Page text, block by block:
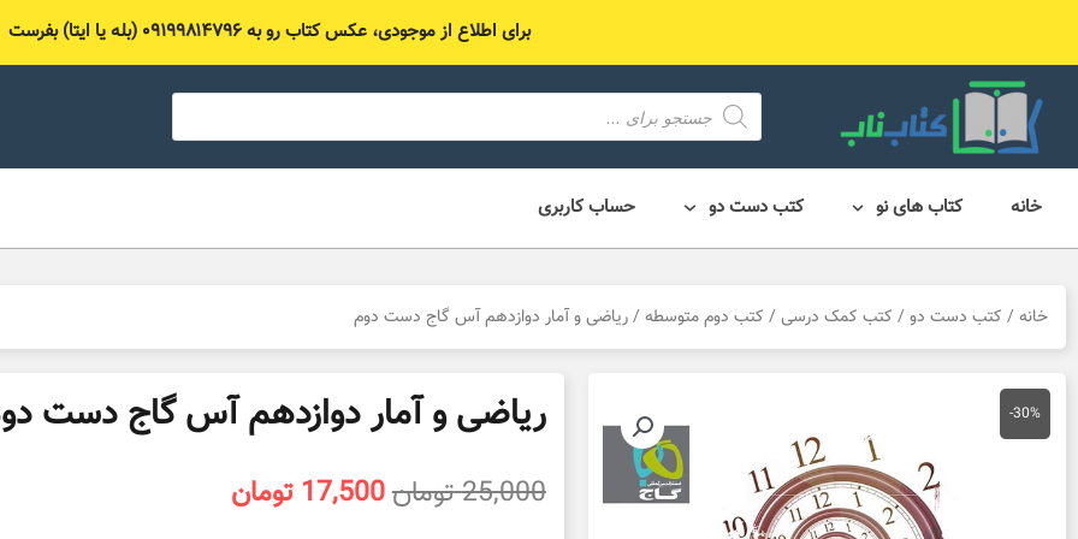
محتوا
برای اطلاع از موجودی، عکس کتاب رو به ۰۹۱۹۹۸۱۴۷۹۶ (بله یا ایتا) بفرست
محصول
search
خانه کتاب های نو کتب دست دو حساب کاربری
خانه / کتب دست دو / کتب کمک درسی / کتب دوم متوسطه / ریاضی و آمار دوازدهم آس گاج دست دوم
-30% ریاضی و آمار دوازدهم آس گاج دست
25,000تومانقیمت
17,500 تومان